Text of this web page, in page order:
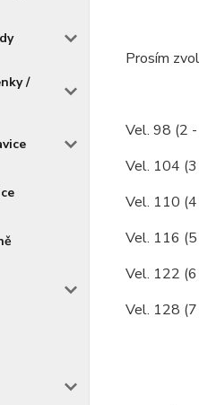
/
Prosím
Vel. 98 (2
Vel. 104
Vel. 110
Vel. 116
Vel. 122
Vel. 128